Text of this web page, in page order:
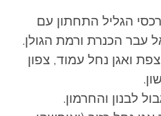
הגליל התחתון עם
עבר הכנרת ורמת הגולן.
ואגן נחל עמוד, צפון
לבנון והחרמון.